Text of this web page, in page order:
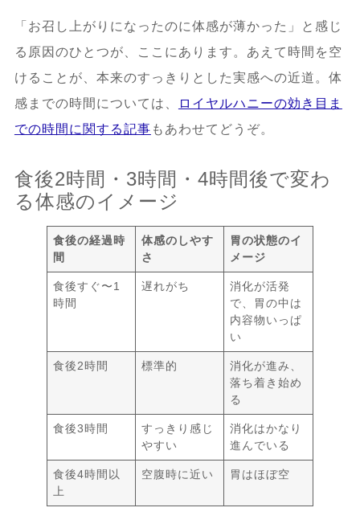
「お召し上がりになったのに体感が薄かった」と感じ
る原因のひとつが、ここにあります。あえて時間を空
けることが、本来のすっきりとした実感への近道。体
感までの時間については、
ロイヤルハニーの効き目ま
での時間に関する記事 もあわせてどうぞ。
食後2時間・3時間・4時間後で変わ
る体感のイメージ
食後の経過時
間
体感のしやす
さ
胃の状態のイ
メージ
食後すぐ〜1
時間
遅れがち
消化が活発
で、胃の中は
内容物いっぱ
い
食後2時間 標準的
消化が進み、
落ち着き始め
る
食後3時間
すっきり感じ
やすい
消化はかなり
進んでいる
食後4時間以
上
空腹時に近い 胃はほぼ空